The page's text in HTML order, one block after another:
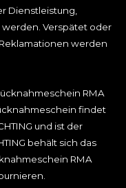
Dienstleistung,
werden. Verspätet oder
werden
RMA
findet
und ist der
behält sich das
RMA